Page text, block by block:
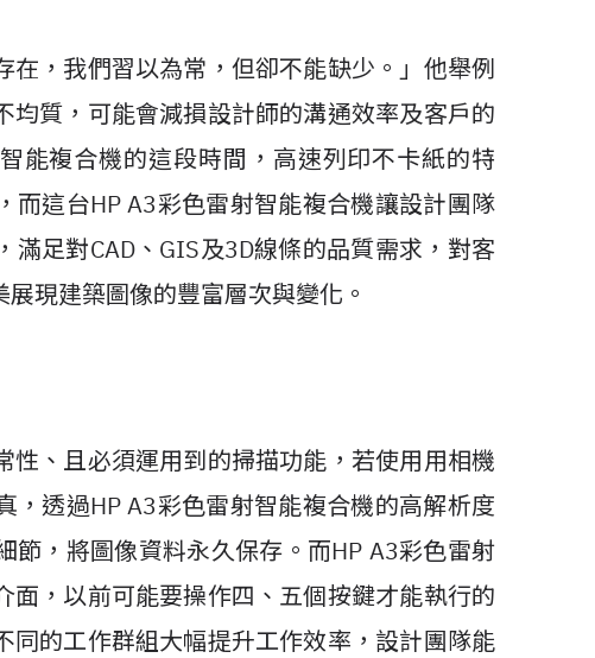
在，我們習以為常，但卻不能缺少。」他舉例
質，可能會減損設計師的溝通效率及客戶的
能複合機的這段時間，高速列印不卡紙的特
而這台HP A3彩色雷射智能複合機讓設計團隊
足對CAD、GIS及3D線條的品質需求，對客
現建築圖像的豐富層次與變化。
、且必須運用到的掃描功能，若使用用相機
透過HP A3彩色雷射智能複合機的高解析度
節，將圖像資料永久保存。而HP A3彩色雷射
，以前可能要操作四、五個按鍵才能執行的
的工作群組大幅提升工作效率，設計團隊能